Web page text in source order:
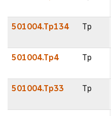
501004.Tp134 Tp
501004.Tp4 Tp
501004.Tp33 Tp